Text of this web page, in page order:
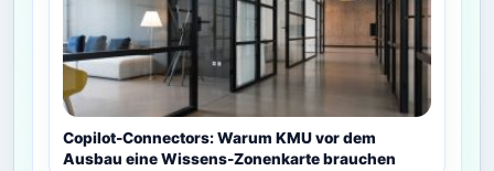
Copilot-Connectors: Warum KMU vor dem
Ausbau eine Wissens-Zonenkarte brauchen